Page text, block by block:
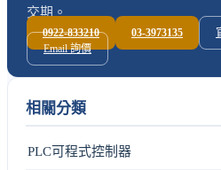
交期。
0922-833210 03-3973135
Email 詢價
相關分類
PLC可程式控制器